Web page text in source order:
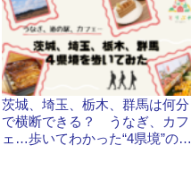
茨城、埼玉、栃木、群馬は何分
で横断できる？ うなぎ、カフ
ェ…歩いてわかった“4県境”の魅